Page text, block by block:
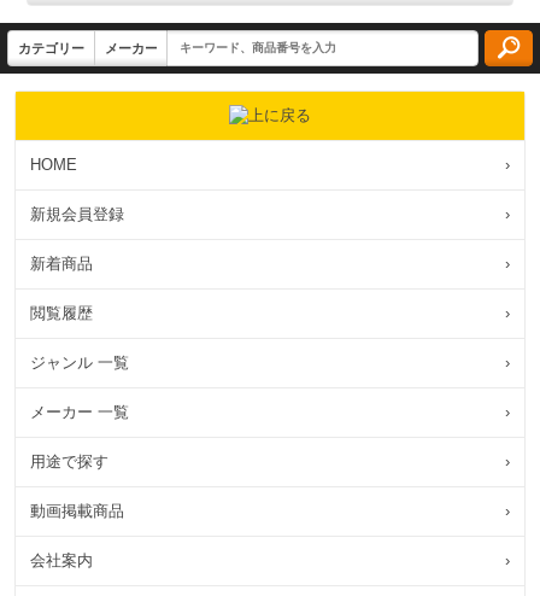
HOME ›
新規会員登録 ›
新着商品 ›
閲覧履歴 ›
ジャンル 一覧 ›
メーカー 一覧 ›
用途で探す ›
動画掲載商品 ›
会社案内 ›